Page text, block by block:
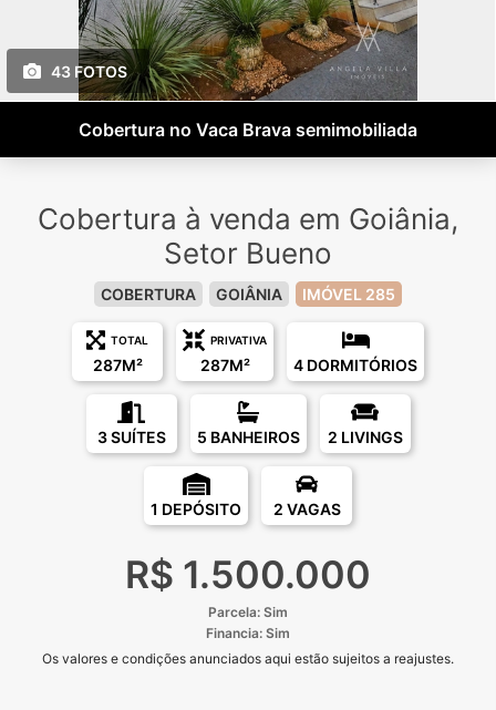
43 FOTOS
Cobertura no Vaca Brava semimobiliada
Cobertura à venda em Goiânia,
Setor Bueno
COBERTURA GOIÂNIA IMÓVEL 285
TOTAL
287M²
PRIVATIVA
287M² 4 DORMITÓRIOS
3 SUÍTES 5 BANHEIROS 2 LIVINGS
1 DEPÓSITO 2 VAGAS
R$ 1.500.000
Parcela: Sim
Financia: Sim
Os valores e condições anunciados aqui estão sujeitos a reajustes.